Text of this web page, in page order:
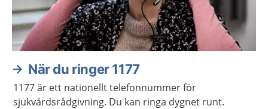
När du ringer 1177
1177 är ett nationellt telefonnummer för
sjukvårdsrådgivning. Du kan ringa dygnet runt.